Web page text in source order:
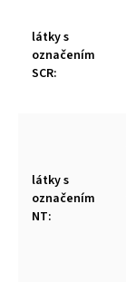
látky s
označením
SCR:
látky s
označením
NT: